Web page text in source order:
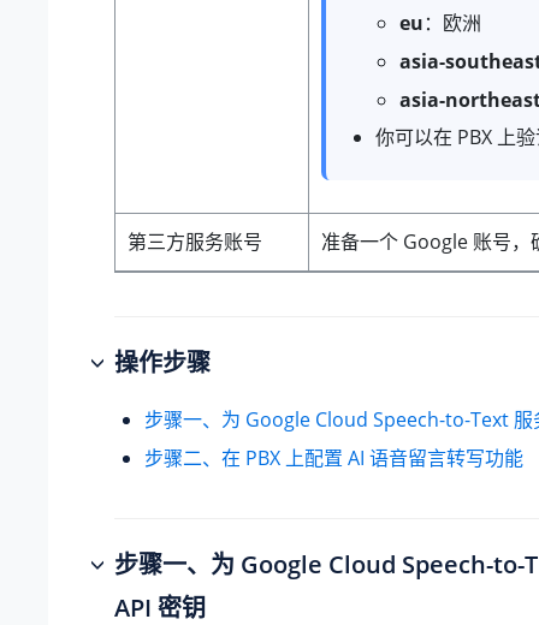
eu：欧洲
asia-
asia-
你可以在 PBX 上
第三方服务账号 准备一个 Google 账号
操作步骤
步骤一、为 Google Cloud Speech-to-Text 服
步骤二、在 PBX 上配置 AI 语音留言转写功能
步骤一、为 Google Cloud Speech-to-
API 密钥